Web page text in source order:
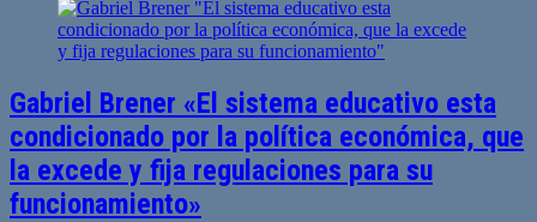
Gabriel Brener «El sistema educativo esta
condicionado por la política económica, que
la excede y fija regulaciones para su
funcionamiento»